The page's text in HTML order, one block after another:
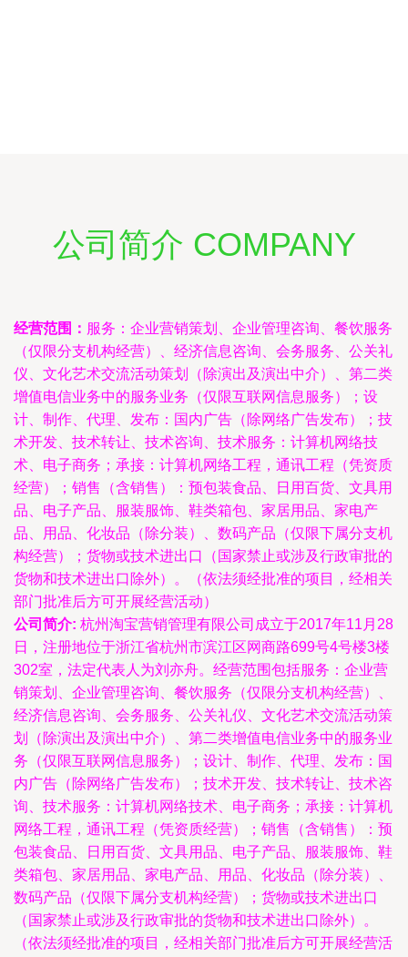
公司简介 COMPANY
经营范围： 服务：企业营销策划、企业管理咨询、餐饮服务
（仅限分支机构经营）、经济信息咨询、会务服务、公关礼
仪、文化艺术交流活动策划（除演出及演出中介）、第二类
增值电信业务中的服务业务（仅限互联网信息服务）；设
计、制作、代理、发布：国内广告（除网络广告发布）；技
术开发、技术转让、技术咨询、技术服务：计算机网络技
术、电子商务；承接：计算机网络工程，通讯工程（凭资质
经营）；销售（含销售）：预包装食品、日用百货、文具用
品、电子产品、服装服饰、鞋类箱包、家居用品、家电产
品、用品、化妆品（除分装）、数码产品（仅限下属分支机
构经营）；货物或技术进出口（国家禁止或涉及行政审批的
货物和技术进出口除外）。（依法须经批准的项目，经相关
部门批准后方可开展经营活动）
公司简介: 杭州淘宝营销管理有限公司成立于2017年11月28
日，注册地位于浙江省杭州市滨江区网商路699号4号楼3楼
302室，法定代表人为刘亦舟。经营范围包括服务：企业营
销策划、企业管理咨询、餐饮服务（仅限分支机构经营）、
经济信息咨询、会务服务、公关礼仪、文化艺术交流活动策
划（除演出及演出中介）、第二类增值电信业务中的服务业
务（仅限互联网信息服务）；设计、制作、代理、发布：国
内广告（除网络广告发布）；技术开发、技术转让、技术咨
询、技术服务：计算机网络技术、电子商务；承接：计算机
网络工程，通讯工程（凭资质经营）；销售（含销售）：预
包装食品、日用百货、文具用品、电子产品、服装服饰、鞋
类箱包、家居用品、家电产品、用品、化妆品（除分装）、
数码产品（仅限下属分支机构经营）；货物或技术进出口
（国家禁止或涉及行政审批的货物和技术进出口除外）。
（依法须经批准的项目，经相关部门批准后方可开展经营活